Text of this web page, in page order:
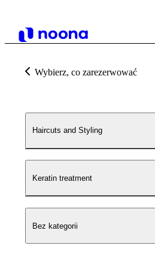
Wybierz, co zarezerwować
Haircuts and Styling
Keratin treatment
Bez kategorii